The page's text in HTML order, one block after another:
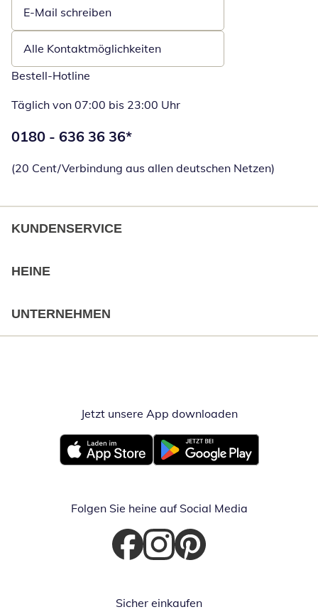
E-Mail schreiben
Öffnet E-Mail-Client
Alle Kontaktmöglichkeiten
Bestell-Hotline
Täglich von 07:00 bis 23:00 Uhr
Telefonnummer:
0180 - 636 36 36*
(20 Cent/Verbindung aus allen deutschen Netzen)
KUNDENSERVICE
HEINE
UNTERNEHMEN
Jetzt unsere App downloadenÖffnet in
Öffnet in neuem FensterÖffnet in neuem Fenster
Folgen Sie heine auf Social Media
Öffnet in neuem Fenster
Öffnet in neuem Fenster
Öffnet in neuem Fenster
Sicher einkaufen